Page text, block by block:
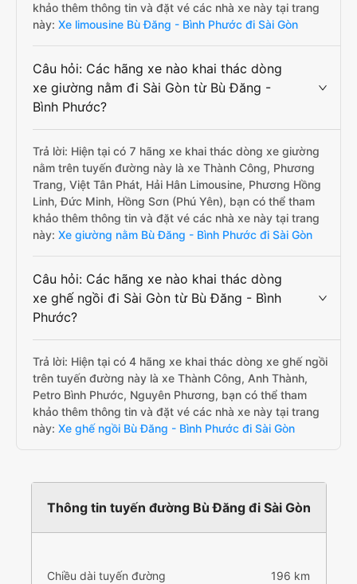
khảo thêm thông tin và đặt vé các nhà xe này tại trang
này: Xe limousine Bù Đăng - Bình Phước đi Sài Gòn
Câu hỏi: Các hãng xe nào khai thác dòng
xe giường nằm đi Sài Gòn từ Bù Đăng -
Bình Phước?
Trả lời: Hiện tại có 7 hãng xe khai thác dòng xe giường
nằm trên tuyến đường này là xe Thành Công, Phương
Trang, Việt Tân Phát, Hải Hân Limousine, Phương Hồng
Linh, Đức Minh, Hồng Sơn (Phú Yên), bạn có thể tham
khảo thêm thông tin và đặt vé các nhà xe này tại trang
này: Xe giường nằm Bù Đăng - Bình Phước đi Sài Gòn
Câu hỏi: Các hãng xe nào khai thác dòng
xe ghế ngồi đi Sài Gòn từ Bù Đăng - Bình
Phước?
Trả lời: Hiện tại có 4 hãng xe khai thác dòng xe ghế ngồi
trên tuyến đường này là xe Thành Công, Anh Thành,
Petro Bình Phước, Nguyên Phương, bạn có thể tham
khảo thêm thông tin và đặt vé các nhà xe này tại trang
này: Xe ghế ngồi Bù Đăng - Bình Phước đi Sài Gòn
Thông tin tuyến đường Bù Đăng đi Sài Gòn
Chiều dài tuyến đường 196 km